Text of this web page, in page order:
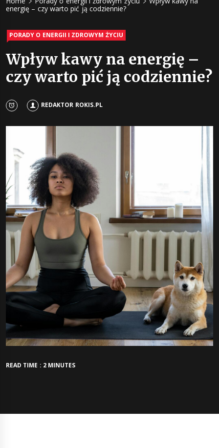
napojów
żywności
energię – czy warto pić ją codziennie?
PORADY O ENERGII I ZDROWYM ŻYCIU
Wpływ kawy na energię –
czy warto pić ją codziennie?
REDAKTOR ROKIS.PL
READ TIME : 2 MINUTES